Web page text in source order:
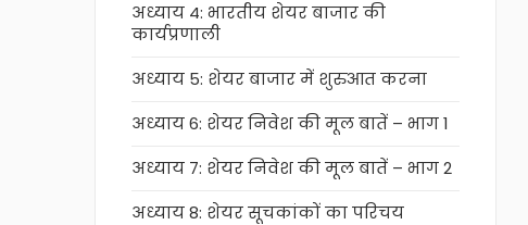
अध्याय 4: भारतीय शेयर बाजार की
कार्यप्रणाली
अध्याय 5: शेयर बाजार में शुरुआत करना
अध्याय 6: शेयर निवेश की मूल बातें – भाग 1
अध्याय 7: शेयर निवेश की मूल बातें – भाग 2
अध्याय 8: शेयर सूचकांकों का परिचय